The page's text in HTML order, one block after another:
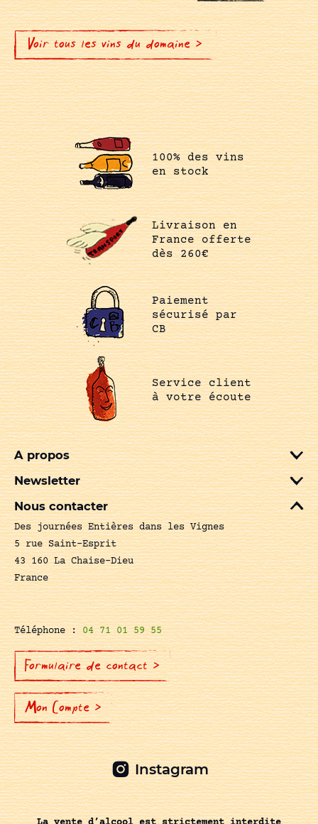
Voir tous les vins du domaine >
100% des vins
en stock
Livraison en
France offerte
dès 260€
Paiement
sécurisé par
CB
Service client
à votre écoute
A propos
Newsletter
Nous contacter
Des journées Entières dans les Vignes
5 rue Saint-Esprit
43 160 La Chaise-Dieu
France
Téléphone :04 71 01 59 55
Formulaire de contact >
Mon Compte >
Instagram